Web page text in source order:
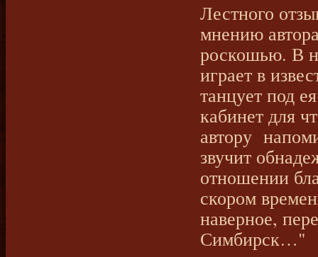
Лестного
мнению
роскошью. В
играет в
танцует под
кабинет для
автору
звучит
отношении
скором
наверное,
Симбирск…"